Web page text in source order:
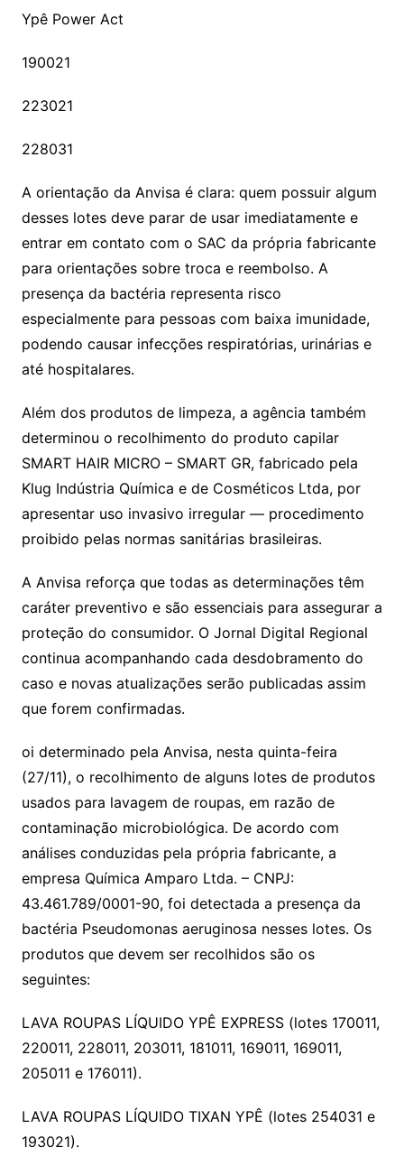
Ypê Power Act
190021
223021
228031
A orientação da Anvisa é clara: quem possuir algum
desses lotes deve parar de usar imediatamente e
entrar em contato com o SAC da própria fabricante
para orientações sobre troca e reembolso. A
presença da bactéria representa risco
especialmente para pessoas com baixa imunidade,
podendo causar infecções respiratórias, urinárias e
até hospitalares.
Além dos produtos de limpeza, a agência também
determinou o recolhimento do produto capilar
SMART HAIR MICRO – SMART GR, fabricado pela
Klug Indústria Química e de Cosméticos Ltda, por
apresentar uso invasivo irregular — procedimento
proibido pelas normas sanitárias brasileiras.
A Anvisa reforça que todas as determinações têm
caráter preventivo e são essenciais para assegurar a
proteção do consumidor. O Jornal Digital Regional
continua acompanhando cada desdobramento do
caso e novas atualizações serão publicadas assim
que forem confirmadas.
oi determinado pela Anvisa, nesta quinta-feira
(27/11), o recolhimento de alguns lotes de produtos
usados para lavagem de roupas, em razão de
contaminação microbiológica. De acordo com
análises conduzidas pela própria fabricante, a
empresa Química Amparo Ltda. – CNPJ:
43.461.789/0001-90, foi detectada a presença da
bactéria Pseudomonas aeruginosa nesses lotes. Os
produtos que devem ser recolhidos são os
seguintes:
LAVA ROUPAS LÍQUIDO YPÊ EXPRESS (lotes 170011,
220011, 228011, 203011, 181011, 169011, 169011,
205011 e 176011).
LAVA ROUPAS LÍQUIDO TIXAN YPÊ (lotes 254031 e
193021).